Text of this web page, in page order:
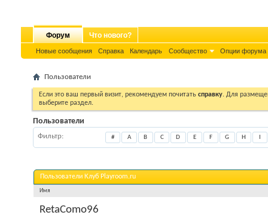
Форум
Новые сообщения Справка Календарь Сообщество Опции форума
Что нового?
Пользователи
Если это ваш первый визит, рекомендуем почитать справку. Для
выберите раздел.
Пользователи
Фильтр # A B C D E F G H
Пользователи Клуб Playroom.ru
Имя
RetaComo96